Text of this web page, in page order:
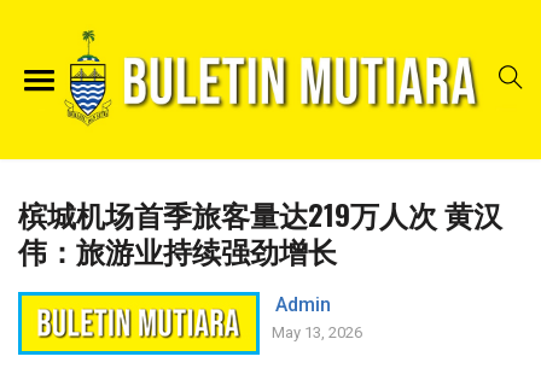
槟城机场首季旅客量达219万人次 黄汉
伟：旅游业持续强劲增长
Admin
May 13, 2026